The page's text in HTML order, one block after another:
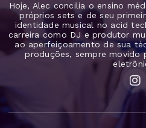
Hoje, Alec concilia o ensino
próprios sets e de seu
identidade musical no acid
carreira como DJ e produtor
ao aperfeiçoamento de sua
produções, sempre movido